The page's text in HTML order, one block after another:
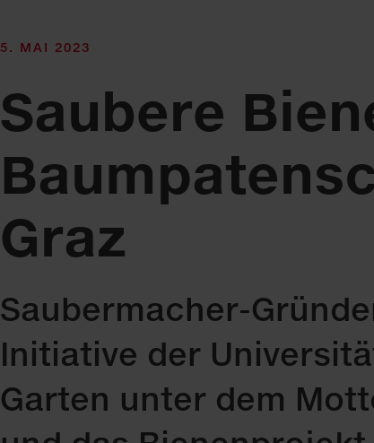
5. MAI 2023
Saubere
Graz
Saubermacher-
Initiative der
Garten unter dem